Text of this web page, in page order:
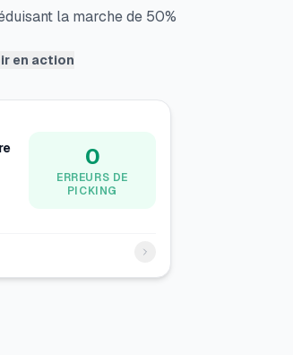
la marche de 50%
en action
0
ERREURS DE
PICKING